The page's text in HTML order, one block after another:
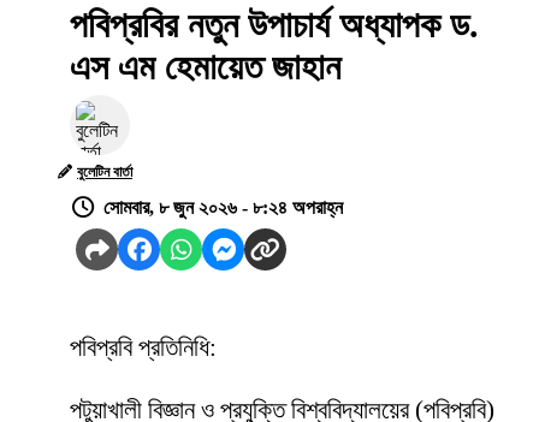
পবিপ্রবির নতুন উপাচার্য অধ্যাপক ড.
এস এম হেমায়েত জাহান
বুলেটিন বার্তা
সোমবার, ৮ জুন ২০২৬ - ৮:২৪ অপরাহ্ন
পবিপ্রবি প্রতিনিধি:
পটুয়াখালী বিজ্ঞান ও প্রযুক্তি বিশ্ববিদ্যালয়ের (পবিপ্রবি)